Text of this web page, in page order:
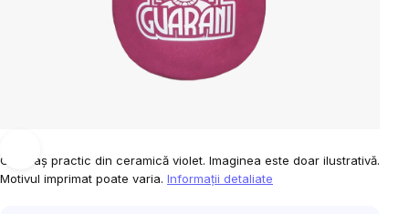
Calabaș practic din ceramică violet. Imaginea este doar ilustrativă.
Motivul imprimat poate varia. Informaţii detaliate